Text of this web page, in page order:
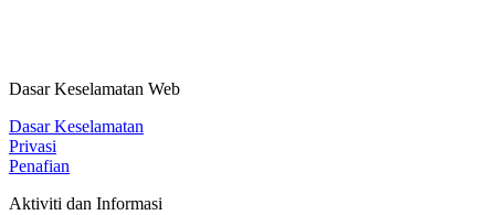
Dasar Keselamatan Web
Dasar Keselamatan
Privasi
Penafian
Aktiviti dan Informasi